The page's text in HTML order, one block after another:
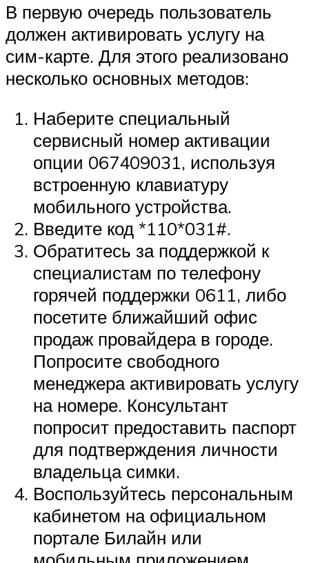
В первую очередь пользователь
должен активировать услугу на
сим-карте. Для этого реализовано
несколько основных методов:
Наберите специальный
сервисный номер активации
опции 067409031, используя
встроенную клавиатуру
мобильного устройства.
Введите код *110*031#.
Обратитесь за поддержкой к
специалистам по телефону
горячей поддержки 0611, либо
посетите ближайший офис
продаж провайдера в городе.
Попросите свободного
менеджера активировать услугу
на номере. Консультант
попросит предоставить паспорт
для подтверждения личности
владельца симки.
Воспользуйтесь персональным
кабинетом на официальном
портале Билайн или